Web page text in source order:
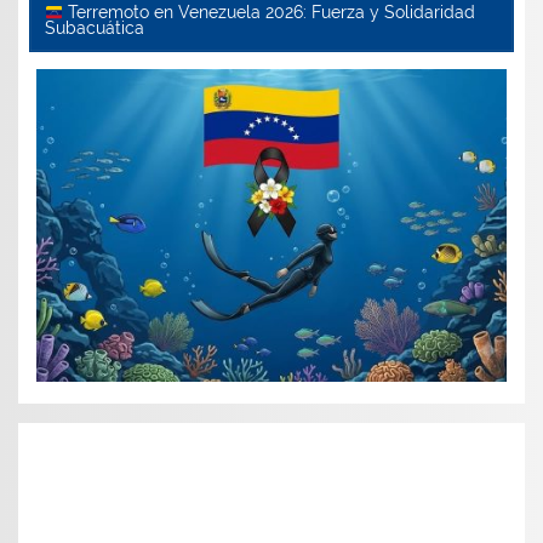
Terremoto en Venezuela 2026: Fuerza y Solidaridad
Subacuática